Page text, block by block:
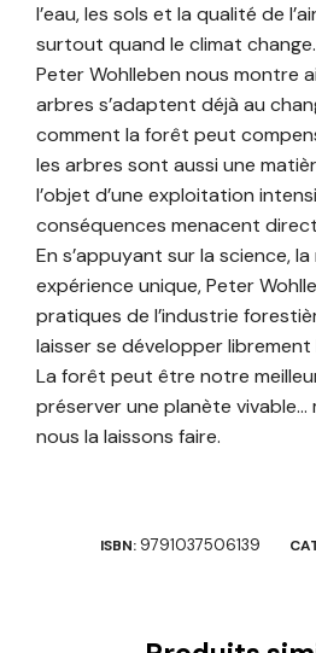
l’eau, les sols et la qualité de
surtout quand le climat change.
Peter Wohlleben nous montre
arbres s’adaptent déjà au
comment la forêt peut
les arbres sont aussi une
l’objet d’une exploitation
conséquences menacent
En s’appuyant sur la science,
expérience unique, Peter
pratiques de l’industrie
laisser se développer
La forêt peut être notre
préserver une planète vivable…
nous la laissons faire.
ISBN: 9791037506139